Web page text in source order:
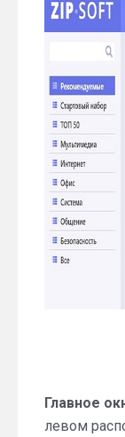
Главное
левом